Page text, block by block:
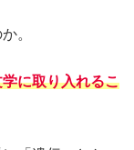
。
に取り入れるこ